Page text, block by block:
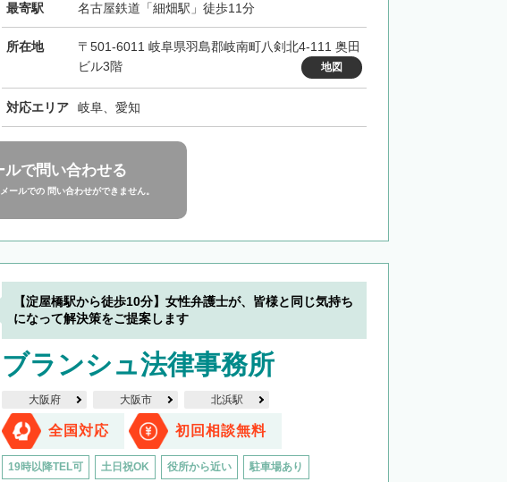
最寄駅 名古屋鉄道「細畑駅」徒歩11分
所在地
〒501-6011 岐阜県羽島郡岐南町八剣北4-111 奥田
ビル3階
地図
対応エリア 岐阜、愛知
ルで問い合わせる
ールでの 問い合わせができません。
【淀屋橋駅から徒歩10分】女性弁護士が、皆様と同じ気持ち
になって解決策をご提案します
ブランシュ法律事務所
大阪府 大阪市 北浜駅
全国対応 初回相談無料
19時以降TEL可 土日祝OK 役所から近い 駐車場あり